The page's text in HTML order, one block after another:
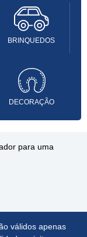
BRINQUEDOS
DECORAÇÃO
para uma
válidos apenas